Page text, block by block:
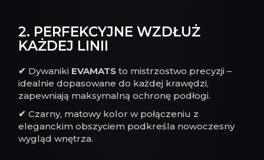
2. PERFEKCYJNE WZDŁUŻ
KAŻDEJ LINII
✔ Dywaniki EVAMATS to mistrzostwo precyzji –
idealnie dopasowane do każdej krawędzi,
zapewniają maksymalną ochronę podłogi.
✔ Czarny, matowy kolor w połączeniu z
eleganckim obszyciem podkreśla nowoczesny
wygląd wnętrza.